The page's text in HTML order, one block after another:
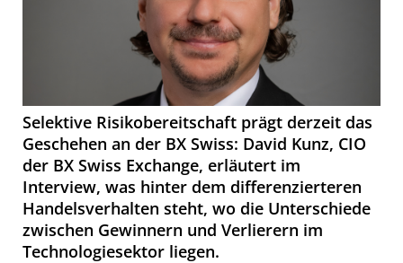
Selektive Risikobereitschaft prägt derzeit das
Geschehen an der BX Swiss: David Kunz, CIO
der BX Swiss Exchange, erläutert im
Interview, was hinter dem differenzierteren
Handelsverhalten steht, wo die Unterschiede
zwischen Gewinnern und Verlierern im
Technologiesektor liegen.